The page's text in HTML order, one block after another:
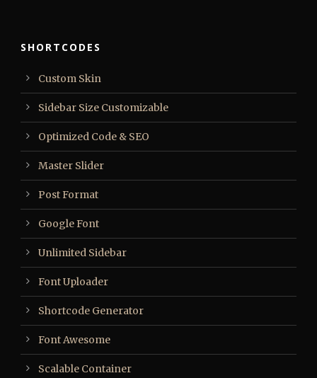
SHORTCODES
Custom Skin
Sidebar Size Customizable
Optimized Code & SEO
Master Slider
Post Format
Google Font
Unlimited Sidebar
Font Uploader
Shortcode Generator
Font Awesome
Scalable Container